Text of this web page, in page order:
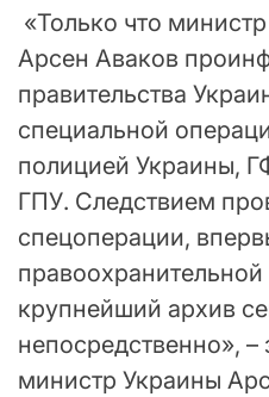
«Только что
Арсен Аваков
правительства
специальной
полицией Украины,
ГПУ. Следствием
спецоперации,
крупнейший архив
непосредственно»,
министр Украины